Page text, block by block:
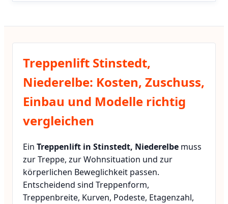
Treppenlift Stinstedt,
Niederelbe: Kosten, Zuschuss,
Einbau und Modelle richtig
vergleichen
Ein Treppenlift in Stinstedt, Niederelbe muss
zur Treppe, zur Wohnsituation und zur
körperlichen Beweglichkeit passen.
Entscheidend sind Treppenform,
Treppenbreite, Kurven, Podeste, Etagenzahl,